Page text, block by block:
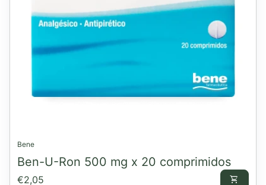
Bene
Ben-U-Ron 500 mg x 20 comprimidos
Preço normal
€2,05 shopping_cart